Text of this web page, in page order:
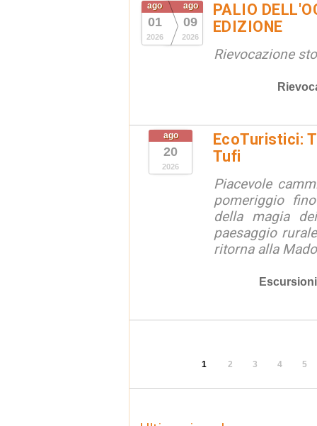
ago
01
2026
ago
09
2026
PALIO
EDIZIONE
Rievocazione
ago
20
2026
EcoTuristici:
Tufi
Piacevole
pomeriggio
della magia
paesaggio
ritorna alla
Escursioni
1 2 3 4 5